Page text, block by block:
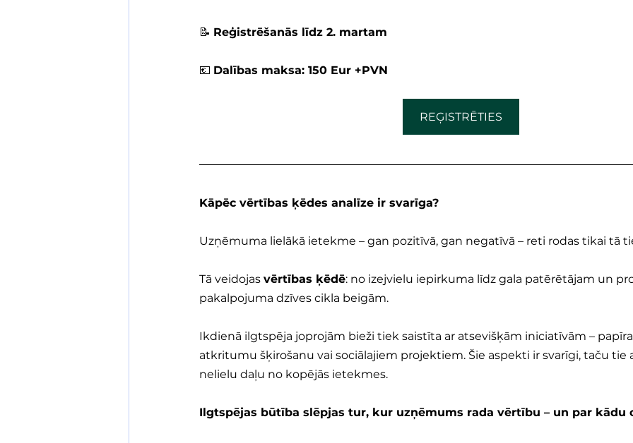
📝 Reģistrēšanās līdz 2. martam
💶 Dalības maksa: 150 Eur +PVN
REĢISTRĒTIES
Kāpēc vērtības ķēdes analīze ir svarīga?
Uzņēmuma lielākā ietekme – gan pozitīvā, gan negatīvā – reti rodas tikai tā
Tā veidojas vērtības ķēdē: no izejvielu iepirkuma līdz gala patērētājam un
pakalpojuma dzīves cikla beigām.
Ikdienā ilgtspēja joprojām bieži tiek saistīta ar atsevišķām iniciatīvām –
atkritumu šķirošanu vai sociālajiem projektiem. Šie aspekti ir svarīgi, taču tie
nelielu daļu no kopējās ietekmes.
Ilgtspējas būtība slēpjas tur, kur uzņēmums rada vērtību – un par kādu